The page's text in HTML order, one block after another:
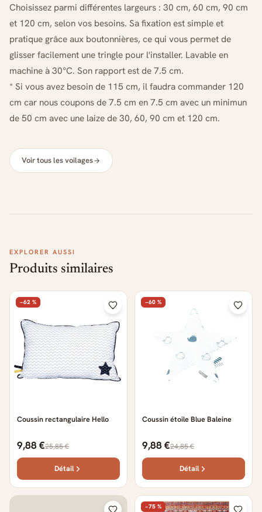
Choisissez parmi différentes largeurs : 30 cm, 60 cm, 90 cm
et 120 cm, selon vos besoins. Sa fixation est simple et
pratique grâce aux boutonnières, ce qui vous permet de
glisser facilement une tringle pour l'installer. Lavable en
machine à 30°C. Son rapport est de 7.5 cm.
* Si vous avez besoin de 115 cm, il faudra commander 120
cm car nous coupons de 7.5 cm en 7.5 cm avec un minimun
de 50 cm avec une laize de 30, 60, 90 cm et 120 cm.
Voir tous les voilages
EXPLORER AUSSI
Produits similaires
−62 %
Coussin rectangulaire Hello
9,88 €25,85 €
Détail
−60 %
Coussin étoile Blue Baleine
9,88 €24,85 €
Détail
−75 %